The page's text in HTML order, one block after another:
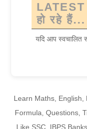
हो रहे हैं...
यदि आप स्वचालित
Learn Maths, English,
Formula, Questions,
Like SSC, IBPS